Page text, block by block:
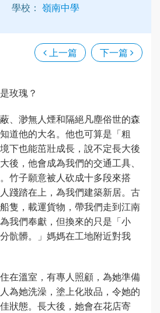
學校： 嶺南中學
上一篇 下一篇
玫瑰？
、渺無人煙和隔絕凡塵俗世的森
道他的大名。他也可算是「粗
下也能茁壯成長，說不定長大後
後，他會成為我們的交通工具、
竹子願意被人砍成十多段來搭
踐踏在上，為我們建築新居。古
隻，載運貨物，帶我們走到江南
我們奉獻，但換來的只是「小
骯髒。」媽媽在工地附近對我
在溫室，有專人照顧，為她準備
為她洗澡，塗上化妝品，令她的
狀態。長大後，她會在花店寄